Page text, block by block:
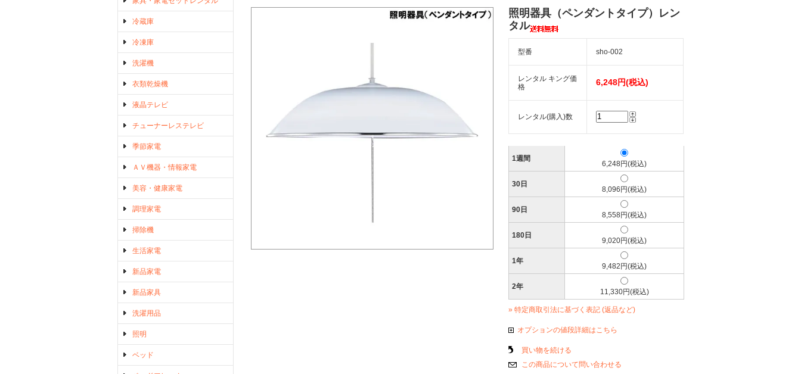
冷蔵庫
冷凍庫
洗濯機
衣類乾燥機
液晶テレビ
チューナーレステレビ
季節家電
ＡＶ機器・情報家電
美容・健康家電
調理家電
掃除機
生活家電
新品家電
新品家具
洗濯用品
照明
ベッド
照明器具（ペンダントタイプ）レン
タル
型番 sho-002
レンタル キング価
格
6,248円(税込)
レンタル(購入)数
1週間
6,248円(税込)
30日
8,096円(税込)
90日
8,558円(税込)
180日
9,020円(税込)
1年
9,482円(税込)
2年
11,330円(税込)
» 特定商取引法に基づく表記 (返品など)
オプションの値段詳細はこちら
買い物を続ける
この商品について問い合わせる